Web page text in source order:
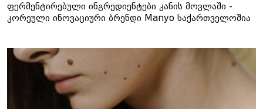
ფერმენტირებული ინგრედიენტები კანის მოვლაში -
კორეული ინოვაციური ბრენდი Manyo საქართველოშია